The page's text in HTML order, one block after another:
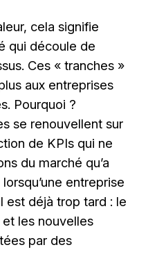
cela signifie
qui découle de
Ces « tranches »
aux entreprises
Pourquoi ?
se renouvellent sur
de KPIs qui ne
du marché qu’a
entreprise
est déjà trop tard : le
et les nouvelles
par des